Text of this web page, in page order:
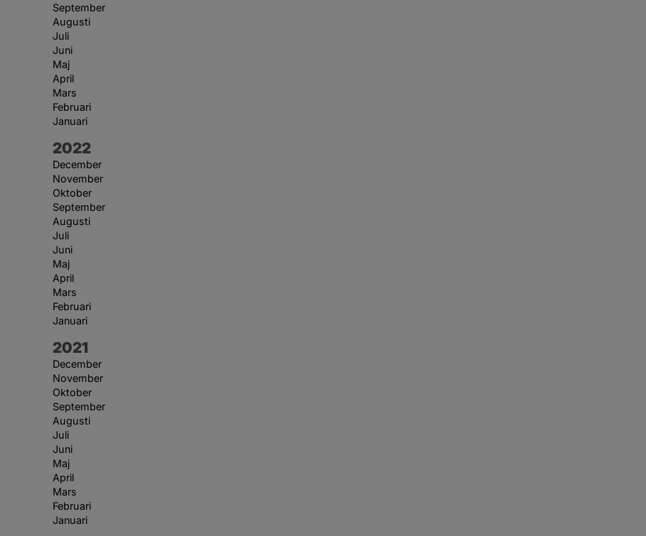
September
Augusti
Juli
Juni
Maj
April
Mars
Februari
Januari
År:
2022
December
November
Oktober
September
Augusti
Juli
Juni
Maj
April
Mars
Februari
Januari
År:
2021
December
November
Oktober
September
Augusti
Juli
Juni
Maj
April
Mars
Februari
Januari